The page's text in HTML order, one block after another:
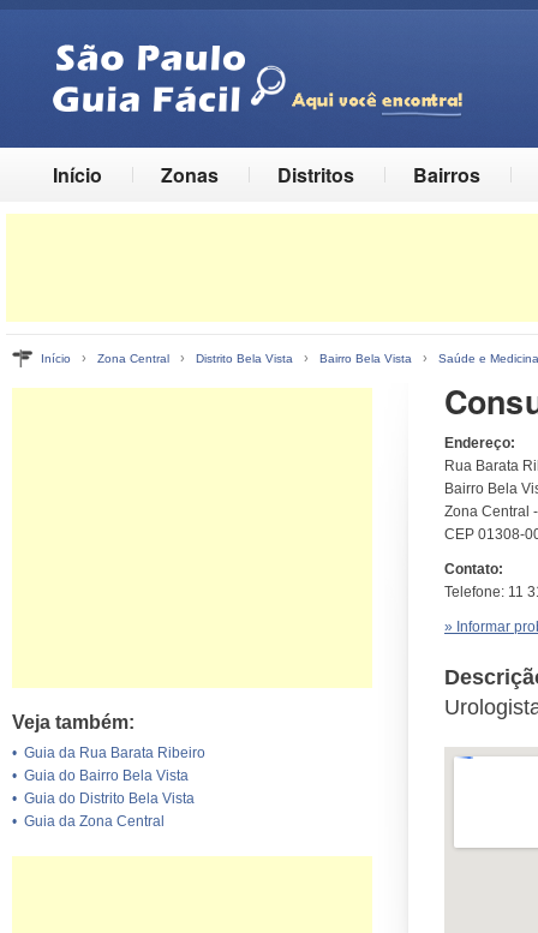
Início Zonas Distritos Bairros
Início › Zona Central › Distrito Bela Vista › Bairro Bela Vista › Saúde e Medicina
Veja também:
• Guia da Rua Barata Ribeiro
• Guia do Bairro Bela Vista
• Guia do Distrito Bela Vista
• Guia da Zona Central
Endereço:
Rua Barata
Bairro Bela
Zona Central
CEP 01308-
Contato:
Telefone: 11
» Informar